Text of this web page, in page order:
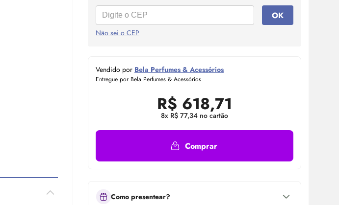
OK
Não sei o CEP
Vendido por Bela Perfumes & Acessórios
Entregue por Bela Perfumes & Acessórios
R$ 618,71
8x R$ 77,34 no cartão
Comprar
Como presentear?